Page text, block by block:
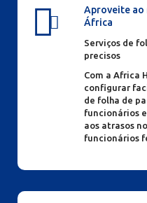
Aproveite ao
África
Serviços de
precisos
Com a Africa
configurar
de folha de
funcionários
aos atrasos
funcionários